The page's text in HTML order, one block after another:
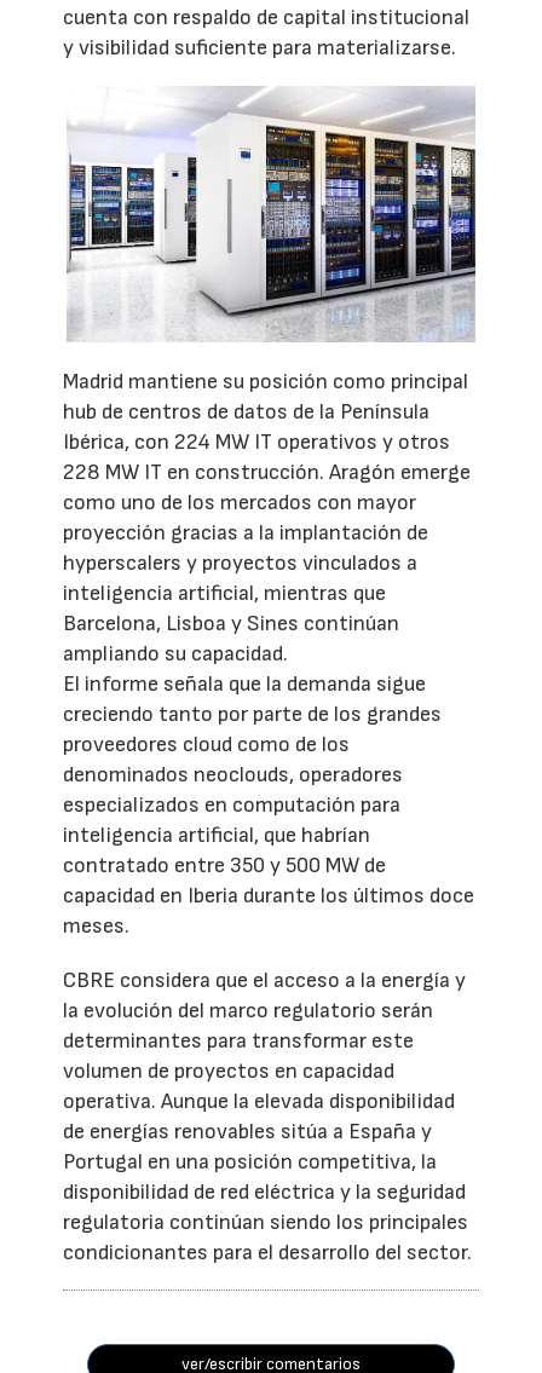
cuenta con respaldo de capital institucional
y visibilidad suficiente para materializarse.
Madrid mantiene su posición como principal
hub de centros de datos de la Península
Ibérica, con 224 MW IT operativos y otros
228 MW IT en construcción. Aragón emerge
como uno de los mercados con mayor
proyección gracias a la implantación de
hyperscalers y proyectos vinculados a
inteligencia artificial, mientras que
Barcelona, Lisboa y Sines continúan
ampliando su capacidad.
El informe señala que la demanda sigue
creciendo tanto por parte de los grandes
proveedores cloud como de los
denominados neoclouds, operadores
especializados en computación para
inteligencia artificial, que habrían
contratado entre 350 y 500 MW de
capacidad en Iberia durante los últimos doce
meses.
CBRE considera que el acceso a la energía y
la evolución del marco regulatorio serán
determinantes para transformar este
volumen de proyectos en capacidad
operativa. Aunque la elevada disponibilidad
de energías renovables sitúa a España y
Portugal en una posición competitiva, la
disponibilidad de red eléctrica y la seguridad
regulatoria continúan siendo los principales
condicionantes para el desarrollo del sector.
ver/escribir comentarios